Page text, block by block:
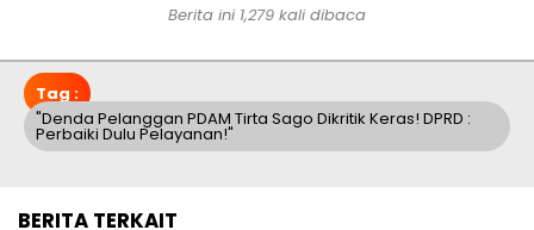
Berita ini 1,279 kali dibaca
Tag :
"Denda Pelanggan PDAM Tirta Sago Dikritik Keras! DPRD :
Perbaiki Dulu Pelayanan!"
BERITA TERKAIT